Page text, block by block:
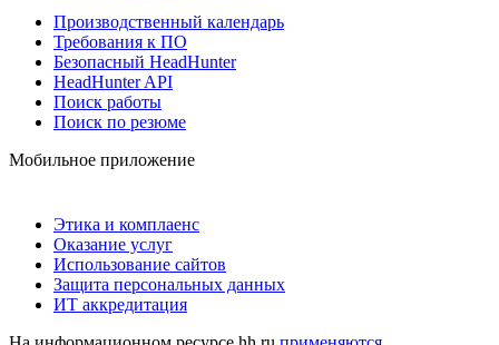
Производственный календарь
Требования к ПО
Безопасный HeadHunter
HeadHunter API
Поиск работы
Поиск по резюме
Мобильное приложение
Этика и комплаенс
Оказание услуг
Использование сайтов
Защита персональных данных
ИТ аккредитация